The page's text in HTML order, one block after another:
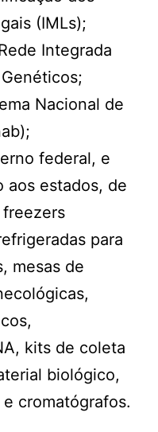
(IMLs);
Integrada
Nacional de
federal, e
aos estados, de
para
mesas de
kits de coleta
biológico,
cromatógrafos.